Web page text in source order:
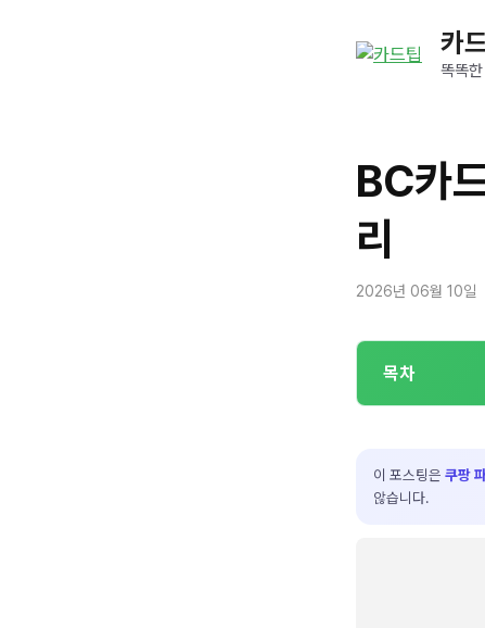
카
똑똑
BC카
리
2026년 06월 10일
목차
이 포스팅은 쿠팡
않습니다.